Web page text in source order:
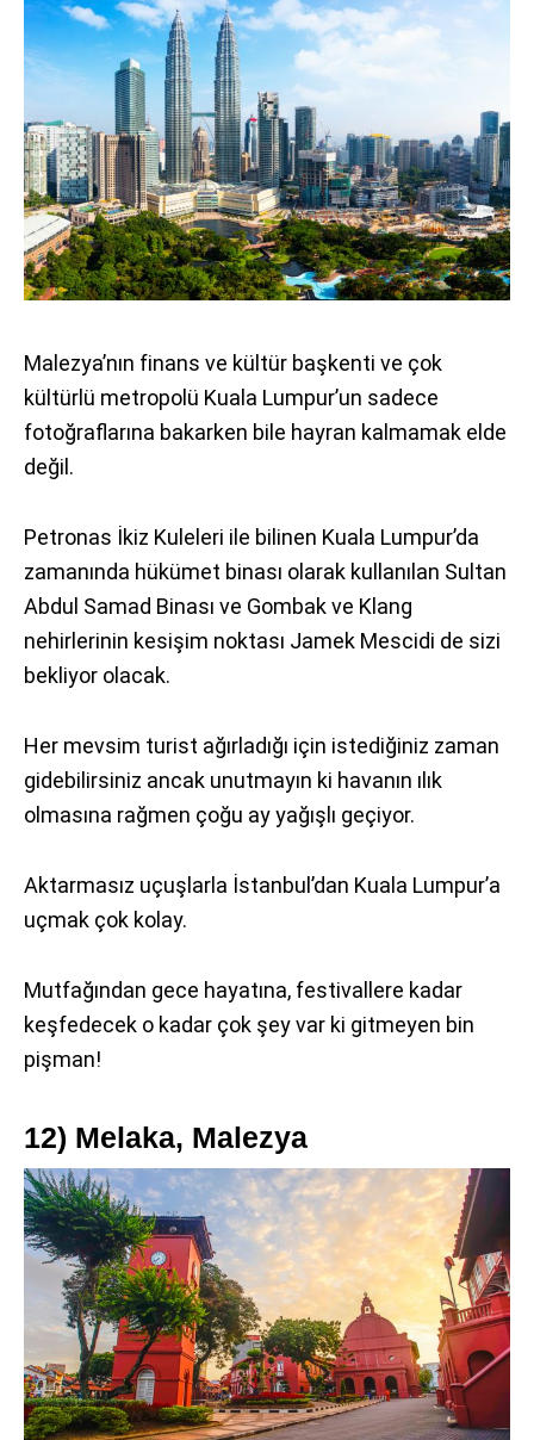
Malezya’nın finans ve kültür başkenti ve çok
kültürlü metropolü Kuala Lumpur’un sadece
fotoğraflarına bakarken bile hayran kalmamak elde
değil.
Petronas İkiz Kuleleri ile bilinen Kuala Lumpur’da
zamanında hükümet binası olarak kullanılan Sultan
Abdul Samad Binası ve Gombak ve Klang
nehirlerinin kesişim noktası Jamek Mescidi de sizi
bekliyor olacak.
Her mevsim turist ağırladığı için istediğiniz zaman
gidebilirsiniz ancak unutmayın ki havanın ılık
olmasına rağmen çoğu ay yağışlı geçiyor.
Aktarmasız uçuşlarla İstanbul’dan Kuala Lumpur’a
uçmak çok kolay.
Mutfağından gece hayatına, festivallere kadar
keşfedecek o kadar çok şey var ki gitmeyen bin
pişman!
12) Melaka, Malezya